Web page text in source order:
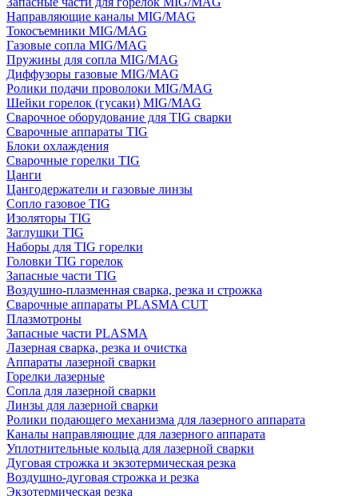
Направляющие каналы MIG/MAG
Токосъемники MIG/MAG
Газовые сопла MIG/MAG
Пружины для сопла MIG/MAG
Диффузоры газовые MIG/MAG
Ролики подачи проволоки MIG/MAG
Шейки горелок (гусаки) MIG/MAG
Сварочное оборудование для TIG сварки
Сварочные аппараты TIG
Блоки охлаждения
Сварочные горелки TIG
Цанги
Цангодержатели и газовые линзы
Сопло газовое TIG
Изоляторы TIG
Заглушки TIG
Наборы для TIG горелки
Головки TIG горелок
Запасные части TIG
Воздушно-плазменная сварка, резка и строжка
Сварочные аппараты PLASMA CUT
Плазмотроны
Запасные части PLASMA
Лазерная сварка, резка и очистка
Аппараты лазерной сварки
Горелки лазерные
Сопла для лазерной сварки
Линзы для лазерной сварки
Ролики подающего механизма для лазерного аппарата
Каналы направляющие для лазерного аппарата
Уплотнительные кольца для лазерной сварки
Дуговая строжка и экзотермическая резка
Воздушно-дуговая строжка и резка
Экзотермическая резка